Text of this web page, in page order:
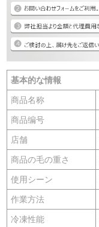
基本的な情報
商品名称
商品编号
店舗
商品の毛の重さ
使用シーン
作業方法
冷凍性能